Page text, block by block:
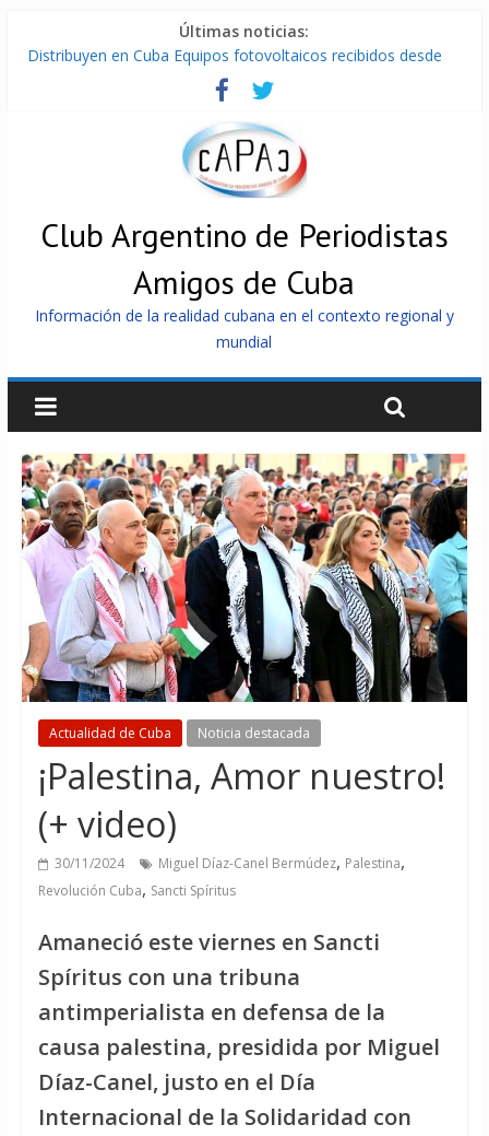
Últimas noticias:
Distribuyen en Cuba Equipos fotovoltaicos recibidos desde
La ONU condena medidas de EE.UU contra Cuba
Cuba alerta sobre doctrina militar de dominación de EEUU
Nuevas sanciones de EEUU contra Cuba apuntan a la
cooperación militar con Rusia y China
Brutal represión contra los que marchan para que no se
venda la patria
Club Argentino de Periodistas
Amigos de Cuba
Información de la realidad cubana en el contexto regional y
mundial
Actualidad de Cuba Noticia destacada
¡Palestina, Amor nuestro!
(+ video)
30/11/2024 Miguel Díaz-Canel Bermúdez, Palestina,
Revolución Cuba, Sancti Spíritus
Amaneció este viernes en Sancti
Spíritus con una tribuna
antimperialista en defensa de la
causa palestina, presidida por Miguel
Díaz-Canel, justo en el Día
Internacional de la Solidaridad con